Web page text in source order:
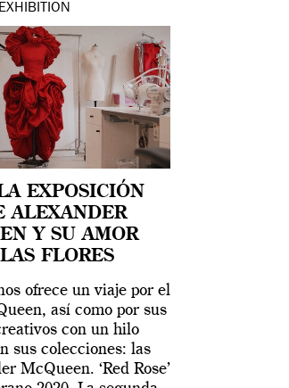
EXHIBITION
EXPOSICIÓN
ALEXANDER
Y SU AMOR
FLORES
ofrece un viaje por el
así como por sus
con un hilo
sus colecciones: las
McQueen. ‘Red Rose’